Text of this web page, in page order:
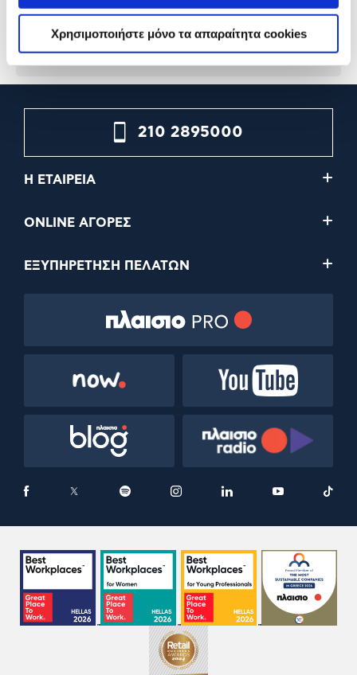
Χρησιμοποιήστε μόνο τα απαραίτητα cookies
85,00€
Προσθήκη
94,90€
Προσθήκη
210 2895000
Η ΕΤΑΙΡΕΙΑ
ONLINE ΑΓΟΡΕΣ
ΕΞΥΠΗΡΕΤΗΣΗ ΠΕΛΑΤΩΝ